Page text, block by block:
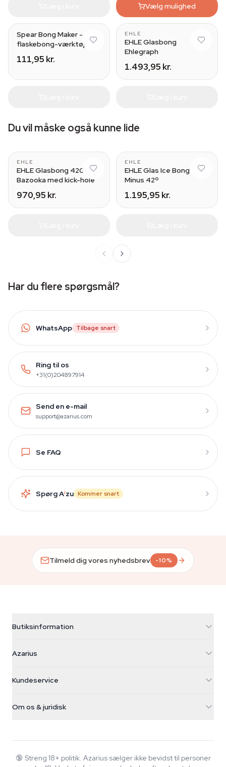
Vælg mulighed
Spear Bong Maker -
flaskebong-værktøj
111,95 kr.
EHLE
EHLE Glasbong
Ehlegraph
1.493,95 kr.
Du vil måske også kunne lide
EHLE
EHLE Glasbong 420
Bazooka med kick-hole
970,95 kr.
EHLE
EHLE Glas Ice Bong
Minus 42º
1.195,95 kr.
Har du flere spørgsmål?
WhatsApp Tilbage snart
Ring til os
+31(0)204897914
Send en e-mail
support@azarius.com
Se FAQ
Spørg Aizu Kommer snart
Tilmeld dig vores nyhedsbrev -10%
Butiksinformation
Galvaniweg 11
Nederland
+31(0)204897914
Azarius
Smokeshop
Kundeservice
Returpolitik
FAQ
Om os & juridisk
Wiki
Blog
🔞 Streng 18+ politik. Azarius sælger ikke bevidst til personer